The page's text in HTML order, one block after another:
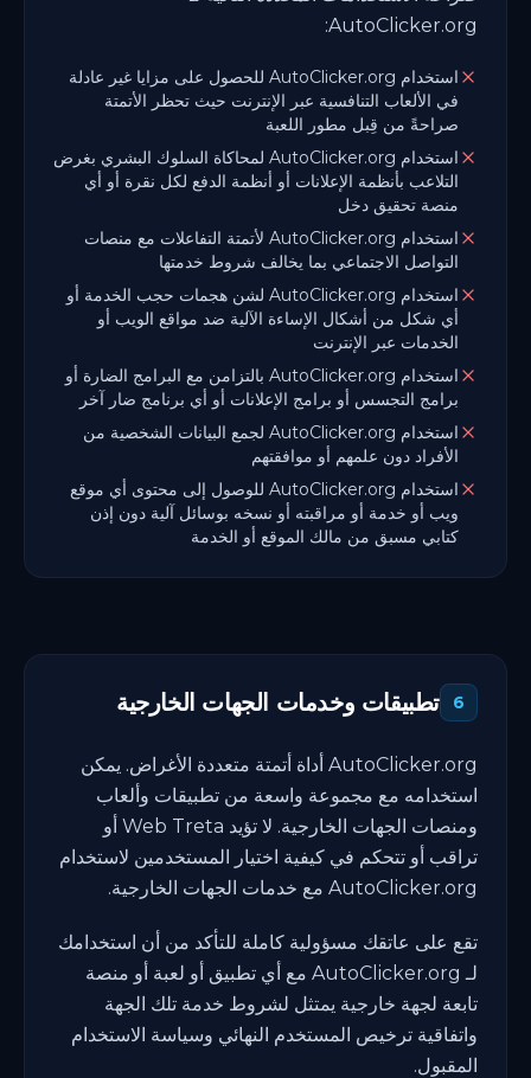
AutoClicker.org:
استخدام AutoClicker.org للحصول على مزايا غير عادلة
في الألعاب التنافسية عبر الإنترنت حيث تحظر الأتمتة
صراحةً من قِبل مطور اللعبة
استخدام AutoClicker.org لمحاكاة السلوك البشري بغرض
التلاعب بأنظمة الإعلانات أو أنظمة الدفع لكل نقرة أو أي
منصة تحقيق دخل
استخدام AutoClicker.org لأتمتة التفاعلات مع منصات
التواصل الاجتماعي بما يخالف شروط خدمتها
استخدام AutoClicker.org لشن هجمات حجب الخدمة أو
أي شكل من أشكال الإساءة الآلية ضد مواقع الويب أو
الخدمات عبر الإنترنت
استخدام AutoClicker.org بالتزامن مع البرامج الضارة أو
برامج التجسس أو برامج الإعلانات أو أي برنامج ضار آخر
استخدام AutoClicker.org لجمع البيانات الشخصية من
الأفراد دون علمهم أو موافقتهم
استخدام AutoClicker.org للوصول إلى محتوى أي موقع
ويب أو خدمة أو مراقبته أو نسخه بوسائل آلية دون إذن
كتابي مسبق من مالك الموقع أو الخدمة
6 تطبيقات وخدمات الجهات الخارجية
AutoClicker.org أداة أتمتة متعددة الأغراض. يمكن
استخدامه مع مجموعة واسعة من تطبيقات وألعاب
ومنصات الجهات الخارجية. لا تؤيد Web Treta أو
تراقب أو تتحكم في كيفية اختيار المستخدمين لاستخدام
AutoClicker.org مع خدمات الجهات الخارجية.
تقع على عاتقك مسؤولية كاملة للتأكد من أن استخدامك
لـ AutoClicker.org مع أي تطبيق أو لعبة أو منصة
تابعة لجهة خارجية يمتثل لشروط خدمة تلك الجهة
واتفاقية ترخيص المستخدم النهائي وسياسة الاستخدام
المقبول.